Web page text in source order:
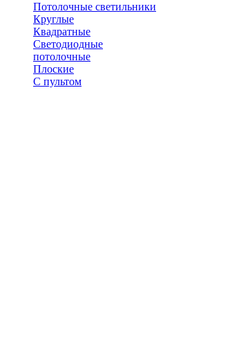
Потолочные светильники
Круглые
Квадратные
Светодиодные
потолочные
Плоские
С пультом